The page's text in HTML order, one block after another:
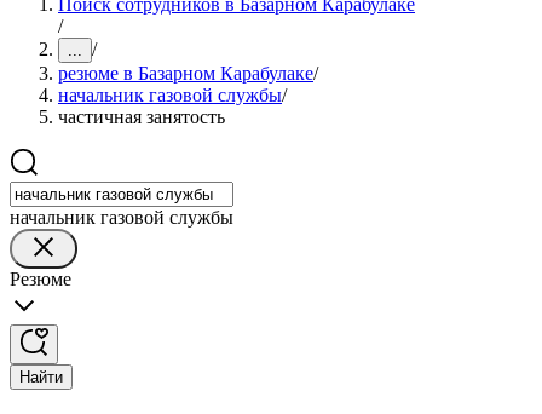
Поиск сотрудников в Базарном Карабулаке
/
... /
резюме в Базарном Карабулаке/
начальник газовой службы/
частичная занятость
начальник газовой службы
Резюме
Найти